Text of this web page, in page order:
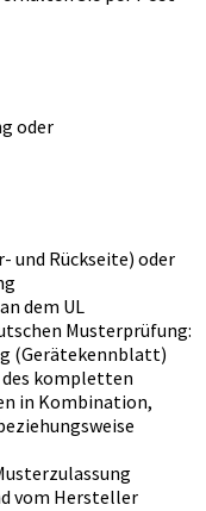
oder
und Rückseite) oder
dem UL
Musterprüfung:
(Gerätekennblatt)
des kompletten
in Kombination,
vom Hersteller